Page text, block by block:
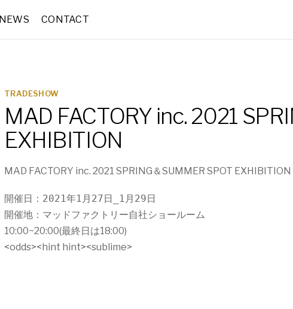
NEWS CONTACT
TRADESHOW
MAD FACTORY inc. 2021
EXHIBITION
MAD FACTORY inc. 2021 SPRING＆SUMMER SPOT EXHIBITION
開催日：2021年1月27日_1月29日
開催地：マッドファクトリー自社ショールーム
10:00~20:00(最終日は18:00)
<odds><hint hint><sublime>